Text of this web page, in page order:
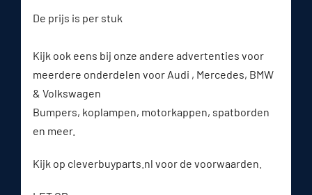
De prijs is per stuk
Kijk ook eens bij onze andere advertenties voor
meerdere onderdelen voor Audi , Mercedes, BMW
& Volkswagen
Bumpers, koplampen, motorkappen, spatborden
en meer.
Kijk op cleverbuyparts.nl voor de voorwaarden.